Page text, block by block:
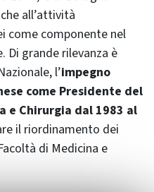
all’attività
come componente nel
Di grande rilevanza è
l’impegno
come Presidente del
e Chirurgia dal 1983 al
il riordinamento dei
di Medicina e